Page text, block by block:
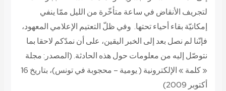
لتجريف الأنقاض في ساعة متأخّرة من الليل ممّا ينفي
إمكانيّة بقاء أحياء تحتها. وفي ظلّ التعتيم الإعلامي المعهود،
فإنّنا لم نصل بعد إلى الخبر اليقين، على أن نمدّكم لاحقا بما
نتوصّل إليه من معلومات حول هذه الحادثة. (المصدر: مجلة
« كلمة » الإلكترونية ( يومية – محجوبة في تونس)، بتاريخ 16
أكتوبر 2009)